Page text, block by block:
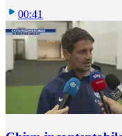
00:41